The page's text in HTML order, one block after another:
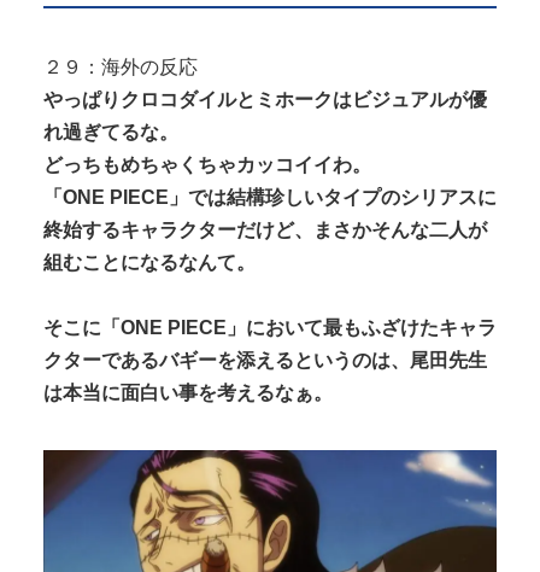
２９：海外の反応
やっぱりクロコダイルとミホークはビジュアルが優
れ過ぎてるな。
どっちもめちゃくちゃカッコイイわ。
「ONE PIECE」では結構珍しいタイプのシリアスに
終始するキャラクターだけど、まさかそんな二人が
組むことになるなんて。
そこに「ONE PIECE」において最もふざけたキャラ
クターであるバギーを添えるというのは、尾田先生
は本当に面白い事を考えるなぁ。